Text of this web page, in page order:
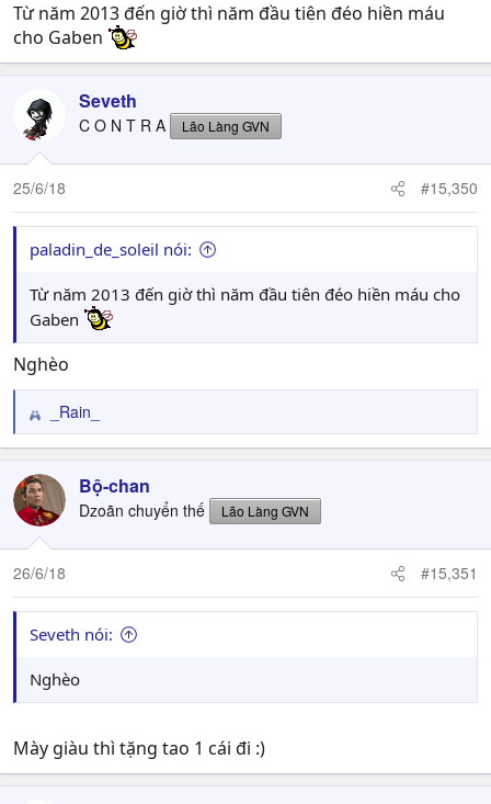
Từ năm 2013 đến giờ thì năm đầu tiên đéo hiền máu
cho Gaben
Seveth
C O N T R A Lão Làng GVN
25/6/18 #15,350
paladin_de_soleil nói:
Từ năm 2013 đến giờ thì năm đầu tiên đéo hiền máu cho
Gaben
Nghèo
R
e
c
t
i
o
n
:
_Rain_
Bộ-chan
Dzoãn chuyển thế Lão Làng GVN
26/6/18 #15,351
Seveth nói:
Nghèo
Mày giàu thì tặng tao 1 cái đi :)